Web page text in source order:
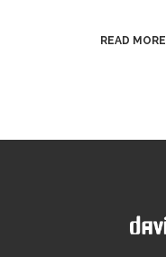
READ MORE